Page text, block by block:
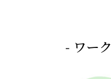
- ワー